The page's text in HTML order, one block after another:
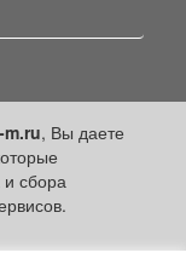
, Вы даете
и сбора
рекламы»,
и